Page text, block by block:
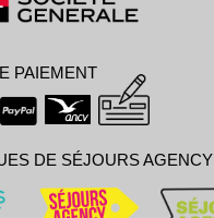
PAIEMENT
DE SÉJOURS AGENCY